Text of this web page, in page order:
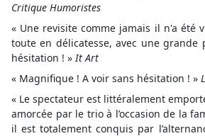
Critique Humoristes
« Une revisite comme jamais il n'a été
toute en délicatesse, avec une grande
hésitation ! »It Art
« Magnifique ! A voir sans hésitation ! »
« Le spectateur est littéralement
amorcée par le trio à l’occasion de la
il est totalement conquis par